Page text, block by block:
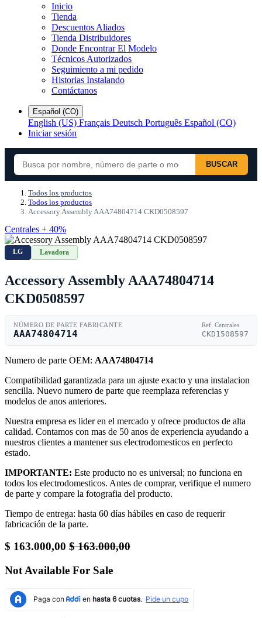
Inicio
Tienda
Descuentos Aliados
Tienda Distribuidores
Donde Encontrar El Modelo
Técnicos Autorizados
Seguimiento a mi pedido
Historias Instalando
Contáctanos
Español (CO)
English (US) Français Deutsch Português Español (CO)
Iniciar sesión
BUSCAR
Todos los productos
Todos los productos
Accessory Assembly AAA74804714 CKD0508597
Centrales + 40%
LG Lavadora
Accessory Assembly AAA74804714
CKD0508597
NÚMERO DE PARTE FABRICANTE
AAA74804714
Ref. Centrales
CKD1508597
Numero de parte OEM: AAA74804714
Compatibilidad garantizada para un ajuste exacto y una instalacion
sencilla. Nuevo numero de parte que reemplaza referencias y
modelos de anos anteriores.
Nuestra empresa es lider en el mercado y ofrece productos de alta
calidad. Contamos con mas de 50 anos de experiencia ayudando a
nuestros clientes a mantener sus electrodomesticos en perfecto
estado.
IMPORTANTE: Este producto no es universal; no funciona en
todos los electrodomesticos. Antes de comprar, verifique el numero
de parte y compare la fotografia del producto.
Tiempo de entrega: hasta 60 días hábiles en caso de requerir
fabricación de la parte.
$ 163.000,00 $163.000,00
Not Available For Sale